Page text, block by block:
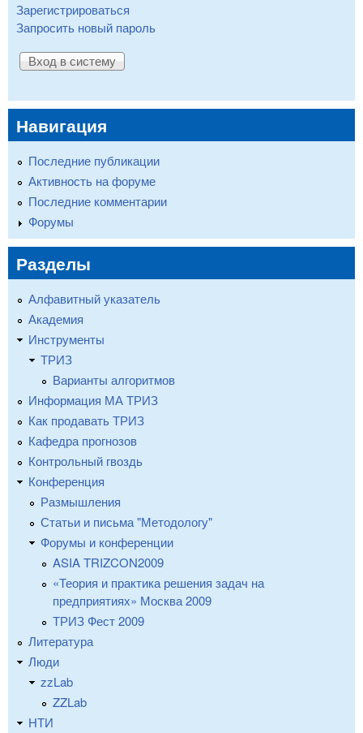
Зарегистрироваться
Запросить новый пароль
Навигация
Последние публикации
Активность на форуме
Последние комментарии
Форумы
Разделы
Алфавитный указатель
Академия
Инструменты
ТРИЗ
Варианты алгоритмов
Информация МА ТРИЗ
Как продавать ТРИЗ
Кафедра прогнозов
Контрольный гвоздь
Конференция
Размышления
Статьи и письма "Методологу"
Форумы и конференции
ASIA TRIZCON2009
«Теория и практика решения задач на
предприятиях» Москва 2009
ТРИЗ Фест 2009
Литература
Люди
zzLab
ZZLab
НТИ